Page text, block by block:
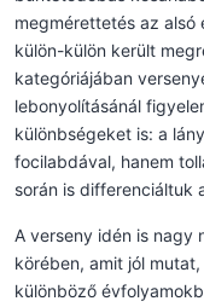
megmérettetés az alsó
külön-külön került
kategóriájában
lebonyolításánál
különbségeket is: a
focilabdával, hanem
során is differenciáltuk
A verseny idén is nagy
körében, amit jól
különböző